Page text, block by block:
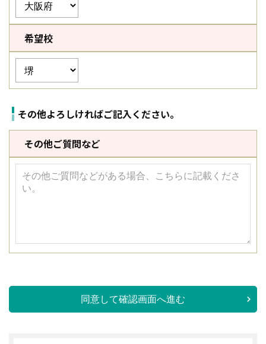
希望校
その他よろしければご記入ください。
その他ご質問など
同意して確認画面へ進む